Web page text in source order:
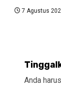
7 Agustus
Anda harus